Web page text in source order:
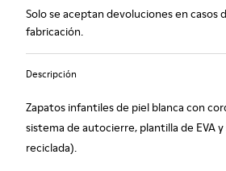
Solo se aceptan devoluciones en casos
fabricación.
Descripción
Zapatos infantiles de piel blanca con
sistema de autocierre, plantilla de EVA
reciclada).